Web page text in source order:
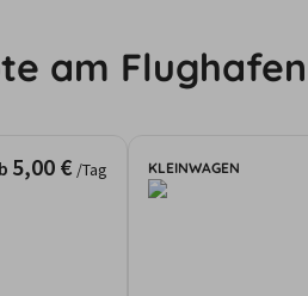
am
5,00 € /Tag KLEINWAGEN